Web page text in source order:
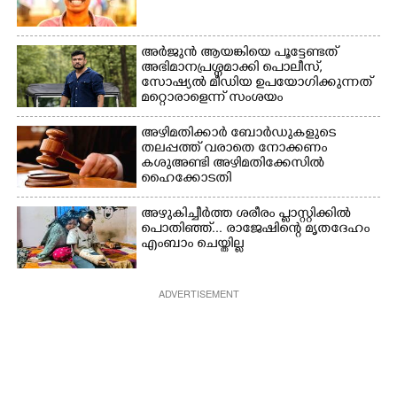
അർജുൻ ആയങ്കിയെ പൂട്ടേണ്ടത്
അഭിമാനപ്രശ്നമാക്കി പൊലീസ്,
സാേഷ്യൽ മീഡിയ ഉപയോഗിക്കുന്നത്
മറ്റൊരാളെന്ന് സംശയം
അഴിമതിക്കാർ ബോർഡുകളുടെ
തലപ്പത്ത് വരാതെ നോക്കണം
കശുഅണ്ടി അഴിമതിക്കേസിൽ
ഹൈക്കോടതി
അഴുകിച്ചീർത്ത ശരീരം പ്ളാസ്റ്റിക്കിൽ
പൊതിഞ്ഞ്... രാജേഷിന്റെ മൃതദേഹം
എംബാം ചെയ്തില്ല
ADVERTISEMENT